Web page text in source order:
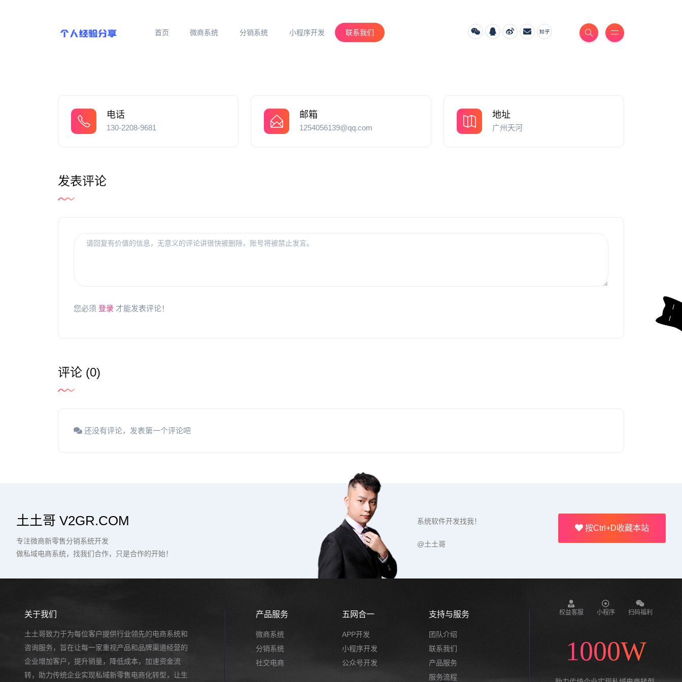
首页 微商系统 分销系统 小程序开发 联系我们
电话
130-2208-9681
邮箱
1254056139@qq.com
地址
广州天河
发表评论
您必须 登录 才能发表评论！
评论 (0)
还没有评论，发表第一个评论吧
土土哥 V2GR.COM
专注微商新零售分销系统开发
做私域电商系统，找我们合作，只是合作的开始！
按Ctrl+D收藏本站
系统软件开发找我！
@土土哥
关于我们
土土哥致力于为每位客户提供行业领先的电商系统和
咨询服务，旨在让每一家重视产品和品牌渠道经营的
企业增加客户，提升销量，降低成本，加速资金流
转，助力传统企业实现私域新零售电商化转型，让生
产品服务
微商系统
分销系统
社交电商
五网合一
APP开发
小程序开发
公众号开发
支持与服务
团队介绍
联系我们
产品服务
服务流程
权益客服 小程序 扫码福利
1000W